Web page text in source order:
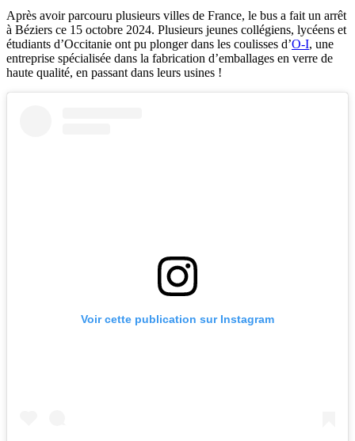
Après avoir parcouru plusieurs villes de France, le bus a fait un arrêt
à Béziers ce 15 octobre 2024. Plusieurs jeunes collégiens, lycéens et
étudiants d’Occitanie ont pu plonger dans les coulisses d’O-I, une
entreprise spécialisée dans la fabrication d’emballages en verre de
haute qualité, en passant dans leurs usines !
Voir cette publication sur Instagram